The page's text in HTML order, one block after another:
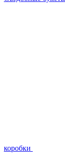
коробки